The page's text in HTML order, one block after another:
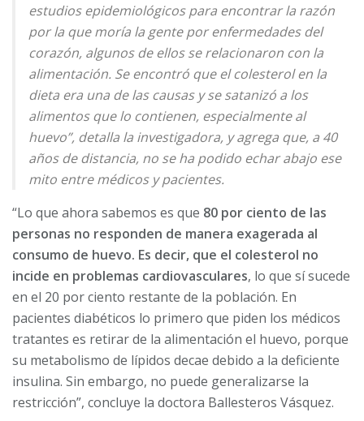
estudios epidemiológicos para encontrar la razón
por la que moría la gente por enfermedades del
corazón, algunos de ellos se relacionaron con la
alimentación. Se encontró que el colesterol en la
dieta era una de las causas y se satanizó a los
alimentos que lo contienen, especialmente al
huevo”, detalla la investigadora, y agrega que, a 40
años de distancia, no se ha podido echar abajo ese
mito entre médicos y pacientes.
“Lo que ahora sabemos es que 80 por ciento de las
personas no responden de manera exagerada al
consumo de huevo. Es decir, que el colesterol no
incide en problemas cardiovasculares, lo que sí sucede
en el 20 por ciento restante de la población. En
pacientes diabéticos lo primero que piden los médicos
tratantes es retirar de la alimentación el huevo, porque
su metabolismo de lípidos decae debido a la deficiente
insulina. Sin embargo, no puede generalizarse la
restricción”, concluye la doctora Ballesteros Vásquez.